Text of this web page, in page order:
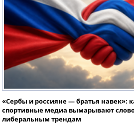
«Сербы и россияне — братья навек»:
спортивные медиа вымарывают слово
либеральным трендам